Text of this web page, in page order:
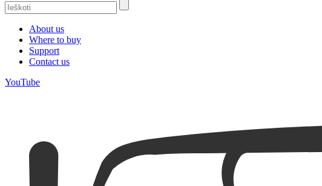
About us
Where to buy
Support
Contact us
YouTube